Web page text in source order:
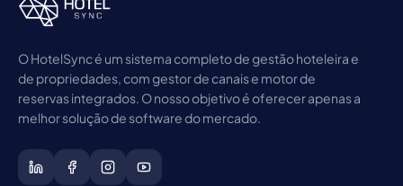
O HotelSync é um sistema completo de gestão hoteleira e
de propriedades, com gestor de canais e motor de
reservas integrados. O nosso objetivo é oferecer apenas a
melhor solução de software do mercado.